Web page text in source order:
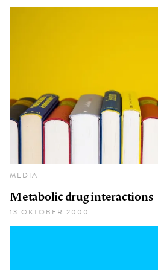
MEDIA
Metabolic drug interactions
13 OKTOBER 2000